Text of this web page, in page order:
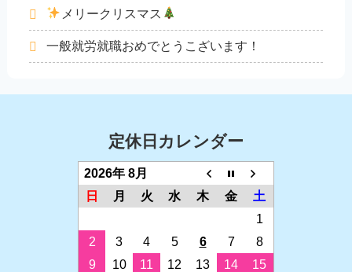
メリークリスマス
一般就労就職おめでとうこざいます！
定休日カレンダー
2026年 8月
日
月 火 水 木 金
土
1
2
3 4 5 6 7
8
9
10 11 12 13 14
15